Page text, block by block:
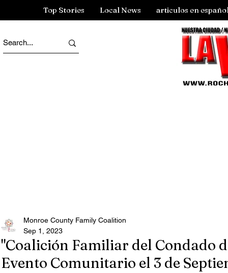
Top Stories Local News articulos en
"Coalición Familiar del Condado
Evento Comunitario el 3 de
Monroe County Family Coalition
Sep 1, 2023